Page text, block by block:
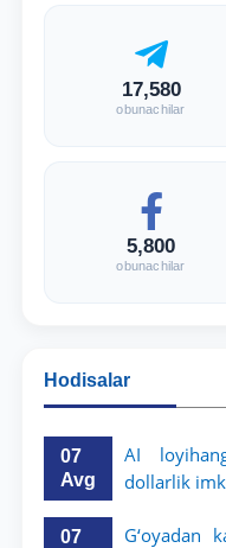
17,580
obunachilar
5,800
obunachilar
Hodisalar
07
Avg
AI
dollarlik
07
G‘oyadan